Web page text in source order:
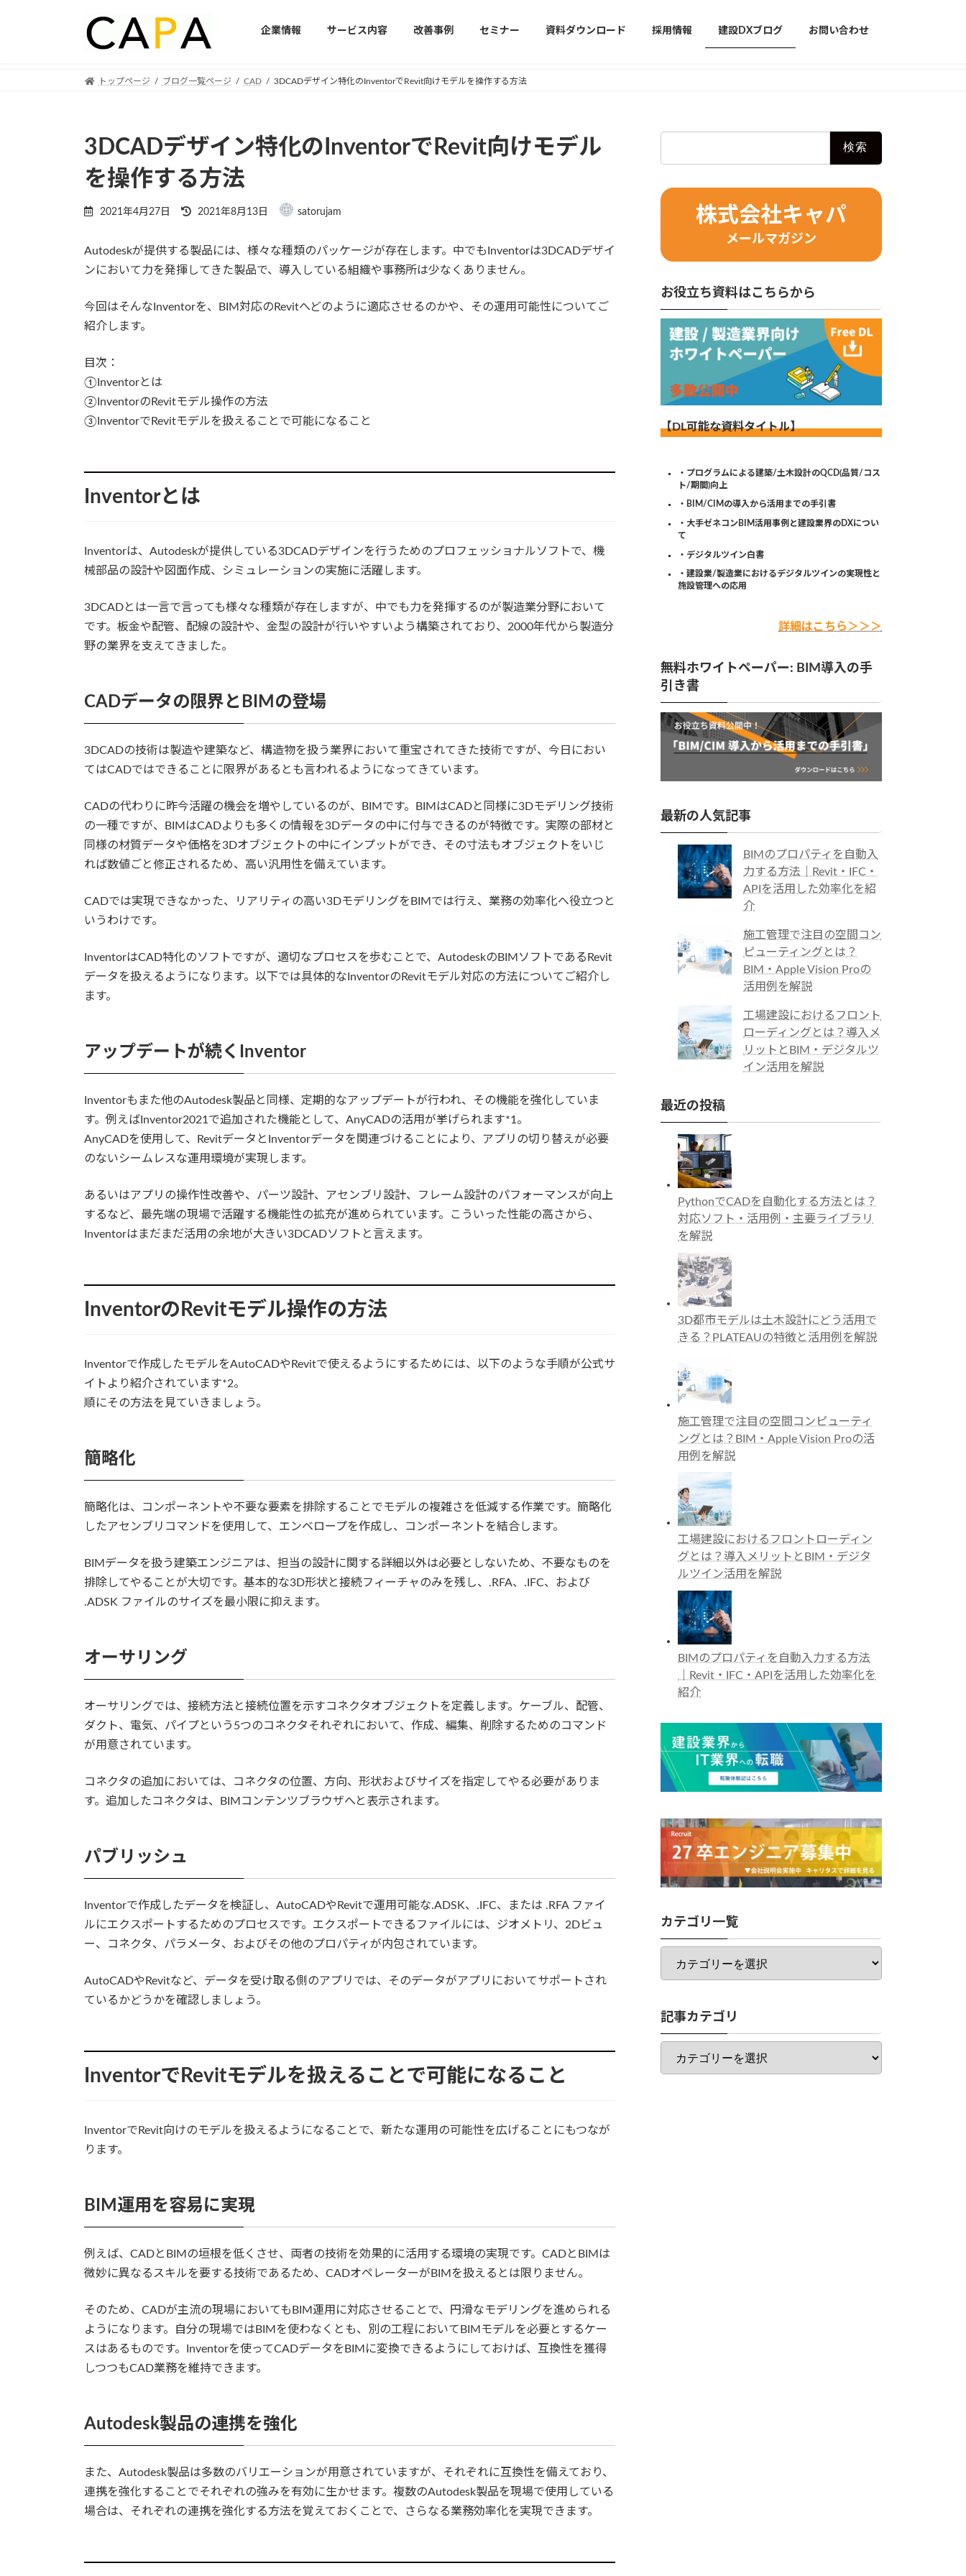
企業情報 サービス内容 改善事例 セミナー 資料ダウンロード 採用情報 建設DXブログ お問い合わせ
トップページ ブログ一覧ページ CAD 3DCADデザイン特化のInventorでRevit向けモデルを操作する方法
3DCADデザイン特化のInventorでRevit向けモデル
を操作する方法
2021年4月27日
Last
updated
2021年8月13日 satorujam
Autodeskが提供する製品には、様々な種類のパッケージが存在します。中でもInventorは3DCADデザイ
ンにおいて力を発揮してきた製品で、導入している組織や事務所は少なくありません。
今回はそんなInventorを、BIM対応のRevitへどのように適応させるのかや、その運用可能性についてご
紹介します。
目次：
①Inventorとは
②InventorのRevitモデル操作の方法
③InventorでRevitモデルを扱えることで可能になること
Inventorとは
Inventorは、Autodeskが提供している3DCADデザインを行うためのプロフェッショナルソフトで、機
械部品の設計や図面作成、シミュレーションの実施に活躍します。
3DCADとは一言で言っても様々な種類が存在しますが、中でも力を発揮するのが製造業分野において
です。板金や配管、配線の設計や、金型の設計が行いやすいよう構築されており、2000年代から製造分
野の業界を支えてきました。
CADデータの限界とBIMの登場
3DCADの技術は製造や建築など、構造物を扱う業界において重宝されてきた技術ですが、今日におい
てはCADではできることに限界があるとも言われるようになってきています。
CADの代わりに昨今活躍の機会を増やしているのが、BIMです。BIMはCADと同様に3Dモデリング技術
の一種ですが、BIMはCADよりも多くの情報を3Dデータの中に付与できるのが特徴です。実際の部材と
同様の材質データや価格を3Dオブジェクトの中にインプットができ、その寸法もオブジェクトをいじ
れば数値ごと修正されるため、高い汎用性を備えています。
CADでは実現できなかった、リアリティの高い3DモデリングをBIMでは行え、業務の効率化へ役立つと
いうわけです。
InventorはCAD特化のソフトですが、適切なプロセスを歩むことで、AutodeskのBIMソフトであるRevit
データを扱えるようになります。以下では具体的なInventorのRevitモデル対応の方法についてご紹介し
ます。
アップデートが続くInventor
Inventorもまた他のAutodesk製品と同様、定期的なアップデートが行われ、その機能を強化していま
す。例えばInventor2021で追加された機能として、AnyCADの活用が挙げられます*1。
AnyCADを使用して、RevitデータとInventorデータを関連づけることにより、アプリの切り替えが必要
のないシームレスな運用環境が実現します。
あるいはアプリの操作性改善や、パーツ設計、アセンブリ設計、フレーム設計のパフォーマンスが向上
するなど、最先端の現場で活躍する機能性の拡充が進められています。こういった性能の高さから、
Inventorはまだまだ活用の余地が大きい3DCADソフトと言えます。
InventorのRevitモデル操作の方法
Inventorで作成したモデルをAutoCADやRevitで使えるようにするためには、以下のような手順が公式サ
イトより紹介されています*2。
順にその方法を見ていきましょう。
簡略化
簡略化は、コンポーネントや不要な要素を排除することでモデルの複雑さを低減する作業です。簡略化
したアセンブリコマンドを使用して、エンベロープを作成し、コンポーネントを結合します。
BIMデータを扱う建築エンジニアは、担当の設計に関する詳細以外は必要としないため、不要なものを
排除してやることが大切です。基本的な3D形状と接続フィーチャのみを残し、.RFA、.IFC、および
.ADSK ファイルのサイズを最小限に抑えます。
オーサリング
オーサリングでは、接続方法と接続位置を示すコネクタオブジェクトを定義します。ケーブル、配管、
ダクト、電気、パイプという5つのコネクタそれぞれにおいて、作成、編集、削除するためのコマンド
が用意されています。
コネクタの追加においては、コネクタの位置、方向、形状およびサイズを指定してやる必要がありま
す。追加したコネクタは、BIMコンテンツブラウザへと表示されます。
パブリッシュ
Inventorで作成したデータを検証し、AutoCADやRevitで運用可能な.ADSK、.IFC、または .RFA ファイ
ルにエクスポートするためのプロセスです。エクスポートできるファイルには、ジオメトリ、2Dビュ
ー、コネクタ、パラメータ、およびその他のプロパティが内包されています。
AutoCADやRevitなど、データを受け取る側のアプリでは、そのデータがアプリにおいてサポートされ
ているかどうかを確認しましょう。
InventorでRevitモデルを扱えることで可能になること
InventorでRevit向けのモデルを扱えるようになることで、新たな運用の可能性を広げることにもつなが
ります。
BIM運用を容易に実現
例えば、CADとBIMの垣根を低くさせ、両者の技術を効果的に活用する環境の実現です。CADとBIMは
微妙に異なるスキルを要する技術であるため、CADオペレーターがBIMを扱えるとは限りません。
そのため、CADが主流の現場においてもBIM運用に対応させることで、円滑なモデリングを進められる
ようになります。自分の現場ではBIMを使わなくとも、別の工程においてBIMモデルを必要とするケー
スはあるものです。Inventorを使ってCADデータをBIMに変換できるようにしておけば、互換性を獲得
しつつもCAD業務を維持できます。
Autodesk製品の連携を強化
また、Autodesk製品は多数のバリエーションが用意されていますが、それぞれに互換性を備えており、
連携を強化することでそれぞれの強みを有効に生かせます。複数のAutodesk製品を現場で使用している
場合は、それぞれの連携を強化する方法を覚えておくことで、さらなる業務効率化を実現できます。
株式会社キャパ
メールマガジン
お役立ち資料はこちらから
【DL可能な資料タイトル】
・プログラムによる建築/土木設計のQCD(品質/コス
ト/期間)向上
・BIM/CIMの導入から活用までの手引書
・大手ゼネコンBIM活用事例と建設業界のDXについ
て
・デジタルツイン白書
・建設業/製造業におけるデジタルツインの実現性と
施設管理への応用
詳細はこちら＞＞＞
無料ホワイトペーパー: BIM導入の手
引き書
最新の人気記事
BIMのプロパティを自動入
力する方法｜Revit・IFC・
APIを活用した効率化を紹
介
施工管理で注目の空間コン
ピューティングとは？
BIM・Apple Vision Proの
活用例を解説
工場建設におけるフロント
ローディングとは？導入メ
リットとBIM・デジタルツ
イン活用を解説
最近の投稿
PythonでCADを自動化する方法とは？
対応ソフト・活用例・主要ライブラリ
を解説
3D都市モデルは土木設計にどう活用で
きる？PLATEAUの特徴と活用例を解説
施工管理で注目の空間コンピューティ
ングとは？BIM・Apple Vision Proの活
用例を解説
工場建設におけるフロントローディン
グとは？導入メリットとBIM・デジタ
ルツイン活用を解説
BIMのプロパティを自動入力する方法
｜Revit・IFC・APIを活用した効率化を
紹介
カテゴリ一覧
カ
ゴ
一
覧
記事カテゴリ
記
カ